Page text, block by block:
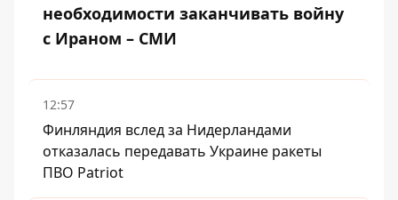
необходимости заканчивать войну
с Ираном – СМИ
12:57
Финляндия вслед за Нидерландами
отказалась передавать Украине ракеты
ПВО Patriot